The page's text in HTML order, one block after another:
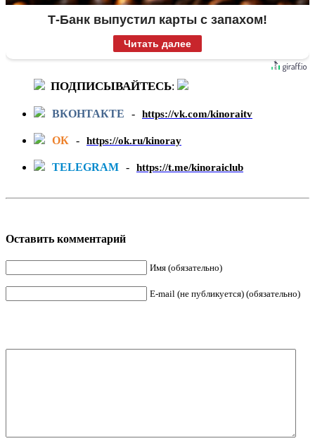
Т-Банк выпустил карты с запахом!
Читать далее
ПОДПИСЫВАЙТЕСЬ:
ВКОНТАКТЕ - https://vk.com/kinoraitv
ОК - https://ok.ru/kinoray
TELEGRAM - https://t.me/kinoraiclub
Оставить комментарий
Имя (обязательно)
E-mail (не публикуется) (обязательно)